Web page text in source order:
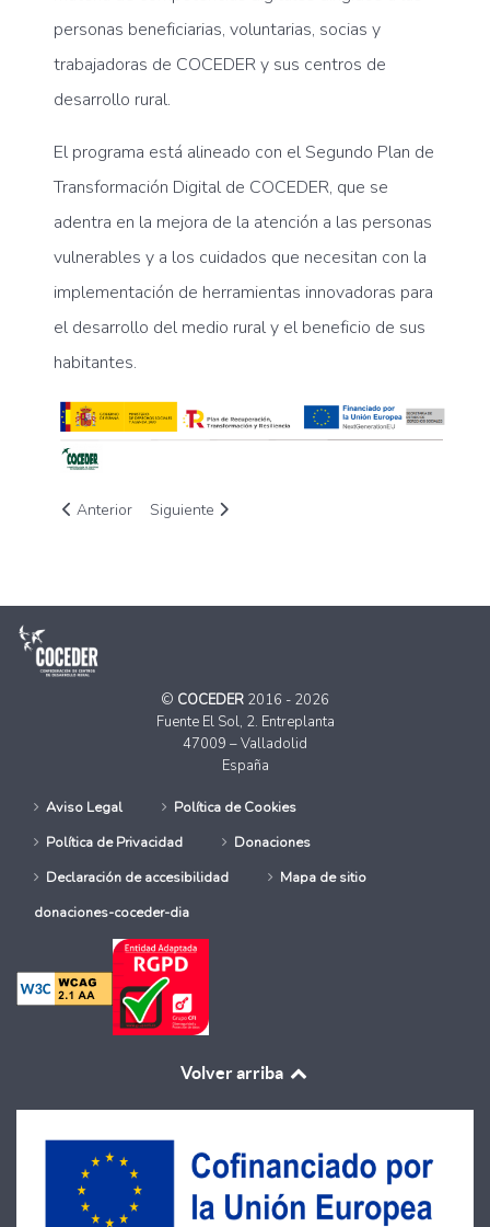
personas beneficiarias, voluntarias, socias y
trabajadoras de COCEDER y sus centros de
desarrollo rural.
El programa está alineado con el Segundo Plan de
Transformación Digital de COCEDER, que se
adentra en la mejora de la atención a las personas
vulnerables y a los cuidados que necesitan con la
implementación de herramientas innovadoras para
el desarrollo del medio rural y el beneficio de sus
habitantes.
Artículo anterior: Comienza la parte online del curso
Anterior Artículo siguiente: El tema del XVI Encuentro
Siguiente
© COCEDER 2016 - 2026
Fuente El Sol, 2. Entreplanta
47009 – Valladolid
España
Aviso Legal
Política de Cookies
Política de Privacidad
Donaciones
Declaración de accesibilidad
Mapa de sitio
donaciones-coceder-dia
Volver arriba